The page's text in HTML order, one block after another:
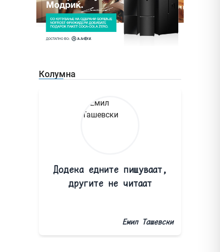
Колумна
Додека едните пишуваат,
другите не читаат
Емил Ташевски